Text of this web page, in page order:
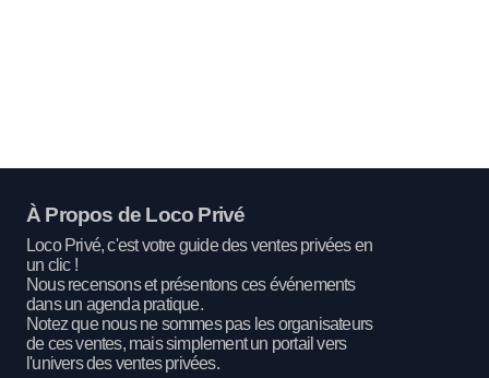
À Propos de Loco Privé
Loco Privé, c'est votre guide des ventes privées en
un clic !
Nous recensons et présentons ces événements
dans un agenda pratique.
Notez que nous ne sommes pas les organisateurs
de ces ventes, mais simplement un portail vers
l'univers des ventes privées.